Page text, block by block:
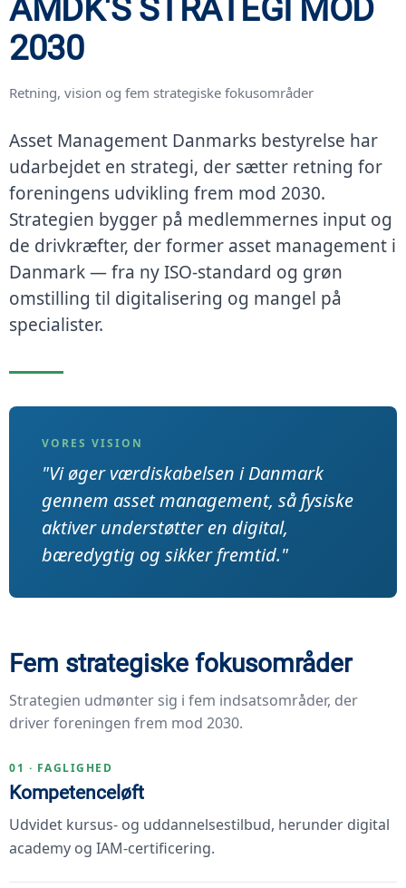
AMDK'S STRATEGI MOD
2030
Retning, vision og fem strategiske fokusområder
Asset Management Danmarks bestyrelse har
udarbejdet en strategi, der sætter retning for
foreningens udvikling frem mod 2030.
Strategien bygger på medlemmernes input og
de drivkræfter, der former asset management i
Danmark — fra ny ISO-standard og grøn
omstilling til digitalisering og mangel på
specialister.
VORES VISION
"Vi øger værdiskabelsen i Danmark
gennem asset management, så fysiske
aktiver understøtter en digital,
bæredygtig og sikker fremtid."
Fem strategiske fokusområder
Strategien udmønter sig i fem indsatsområder, der
driver foreningen frem mod 2030.
01 · FAGLIGHED
Kompetenceløft
Udvidet kursus- og uddannelsestilbud, herunder digital
academy og IAM-certificering.